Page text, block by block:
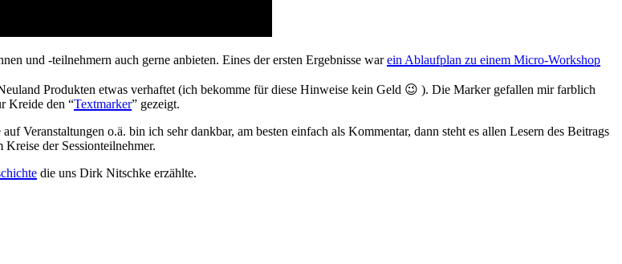
und -teilnehmern auch gerne anbieten. Eines der ersten Ergebnisse warein Ablaufplan zu einem Micro-Workshop
Produkten etwas verhaftet (ich bekomme für diese Hinweise kein Geld 😉 ). Die Marker gefallen mir farblich
Kreide den “Textmarker” gezeigt.
Veranstaltungen o.ä. bin ich sehr dankbar, am besten einfach als Kommentar, dann steht es allen Lesern des Beitrags
der Sessionteilnehmer.
die uns Dirk Nitschke erzählte.